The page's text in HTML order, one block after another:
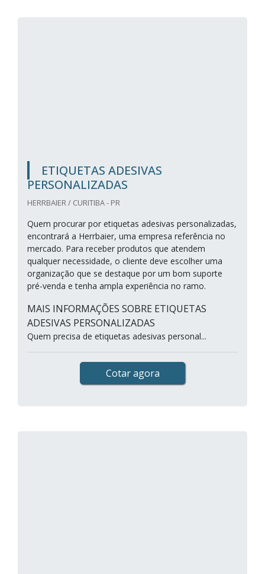
ETIQUETAS ADESIVAS
PERSONALIZADAS
HERRBAIER / CURITIBA - PR
Quem procurar por etiquetas adesivas personalizadas,
encontrará a Herrbaier, uma empresa referência no
mercado. Para receber produtos que atendem
qualquer necessidade, o cliente deve escolher uma
organização que se destaque por um bom suporte
pré-venda e tenha ampla experiência no ramo.
MAIS INFORMAÇÕES SOBRE ETIQUETAS
ADESIVAS PERSONALIZADAS
Quem precisa de etiquetas adesivas personal...
Cotar agora